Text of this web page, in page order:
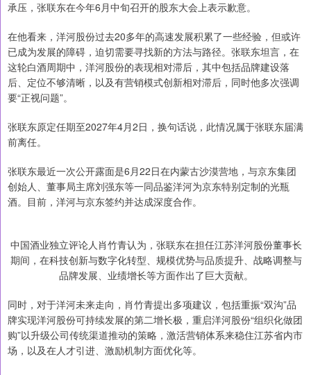
承压，张联东在今年6月中旬召开的股东大会上表示歉意。
在他看来，洋河股份过去20多年的高速发展积累了一些经验，但或许
已成为发展的障碍，迫切需要寻找新的方法与路径。张联东坦言，在
这轮白酒周期中，洋河股份的表现相对滞后，其中包括品牌建设落
后、定位不够清晰，以及有营销模式创新相对滞后，同时他多次强调
要“正视问题”。
张联东原定任期至2027年4月2日，换句话说，此情况属于张联东届满
前离任。
张联东最近一次公开露面是6月22日在内蒙古沙漠营地，与京东集团
创始人、董事局主席刘强东等一同品鉴洋河为京东特别定制的光瓶
酒。目前，洋河与京东签约并达成深度合作。
中国酒业独立评论人肖竹青认为，张联东在担任江苏洋河股份董事长
期间，在科技创新与数字化转型、规模优势与品质提升、战略调整与
品牌发展、业绩增长等方面作出了巨大贡献。
同时，对于洋河未来走向，肖竹青提出多项建议，包括重振“双沟”品
牌实现洋河股份可持续发展的第二增长极，重启洋河股份“组织化做团
购”以升级公司传统渠道推动的策略，激活营销体系来稳住江苏省内市
场，以及在人才引进、激励机制方面优化等。